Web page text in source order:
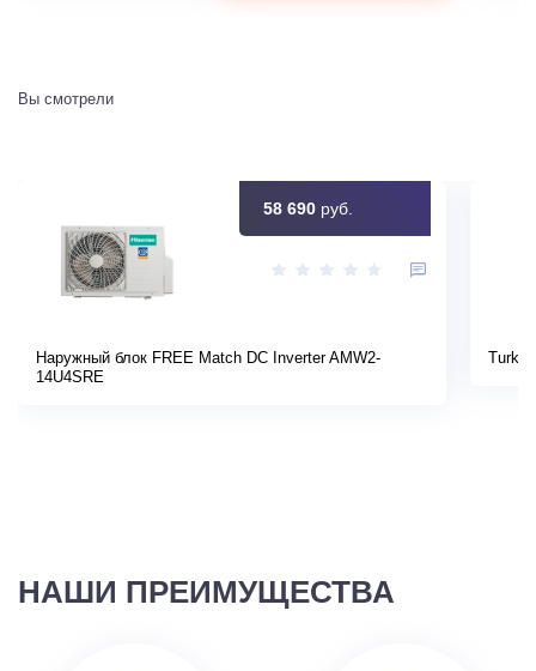
Вы смотрели
58 690 руб.
Наружный блок FREE Match DC Inverter AMW2-
14U4SRE
НАШИ ПРЕИМУЩЕСТВА